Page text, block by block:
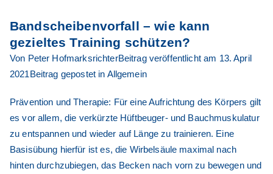
Bandscheibenvorfall – wie kann
gezieltes Training schützen?
Von Peter HofmarksrichterBeitrag veröffentlicht am 13. April
2021 Beitrag gepostet in Allgemein
Prävention und Therapie: Für eine Aufrichtung des Körpers gilt
es vor allem, die verkürzte Hüftbeuger- und Bauchmuskulatur
zu entspannen und wieder auf Länge zu trainieren. Eine
Basisübung hierfür ist es, die Wirbelsäule maximal nach
hinten durchzubiegen, das Becken nach vorn zu bewegen und